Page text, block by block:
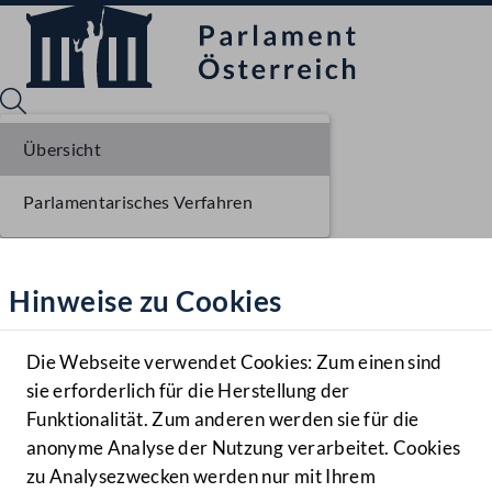
Hilfe
Benutzer
Navigationsmenü öffnen
MENÜ
Hinweise zu Cookies
Die Webseite verwendet Cookies: Zum einen sind
sie erforderlich für die Herstellung der
Funktionalität. Zum anderen werden sie für die
anonyme Analyse der Nutzung verarbeitet. Cookies
zu Analysezwecken werden nur mit Ihrem
Übersicht
Parlamentarisches Verfahren